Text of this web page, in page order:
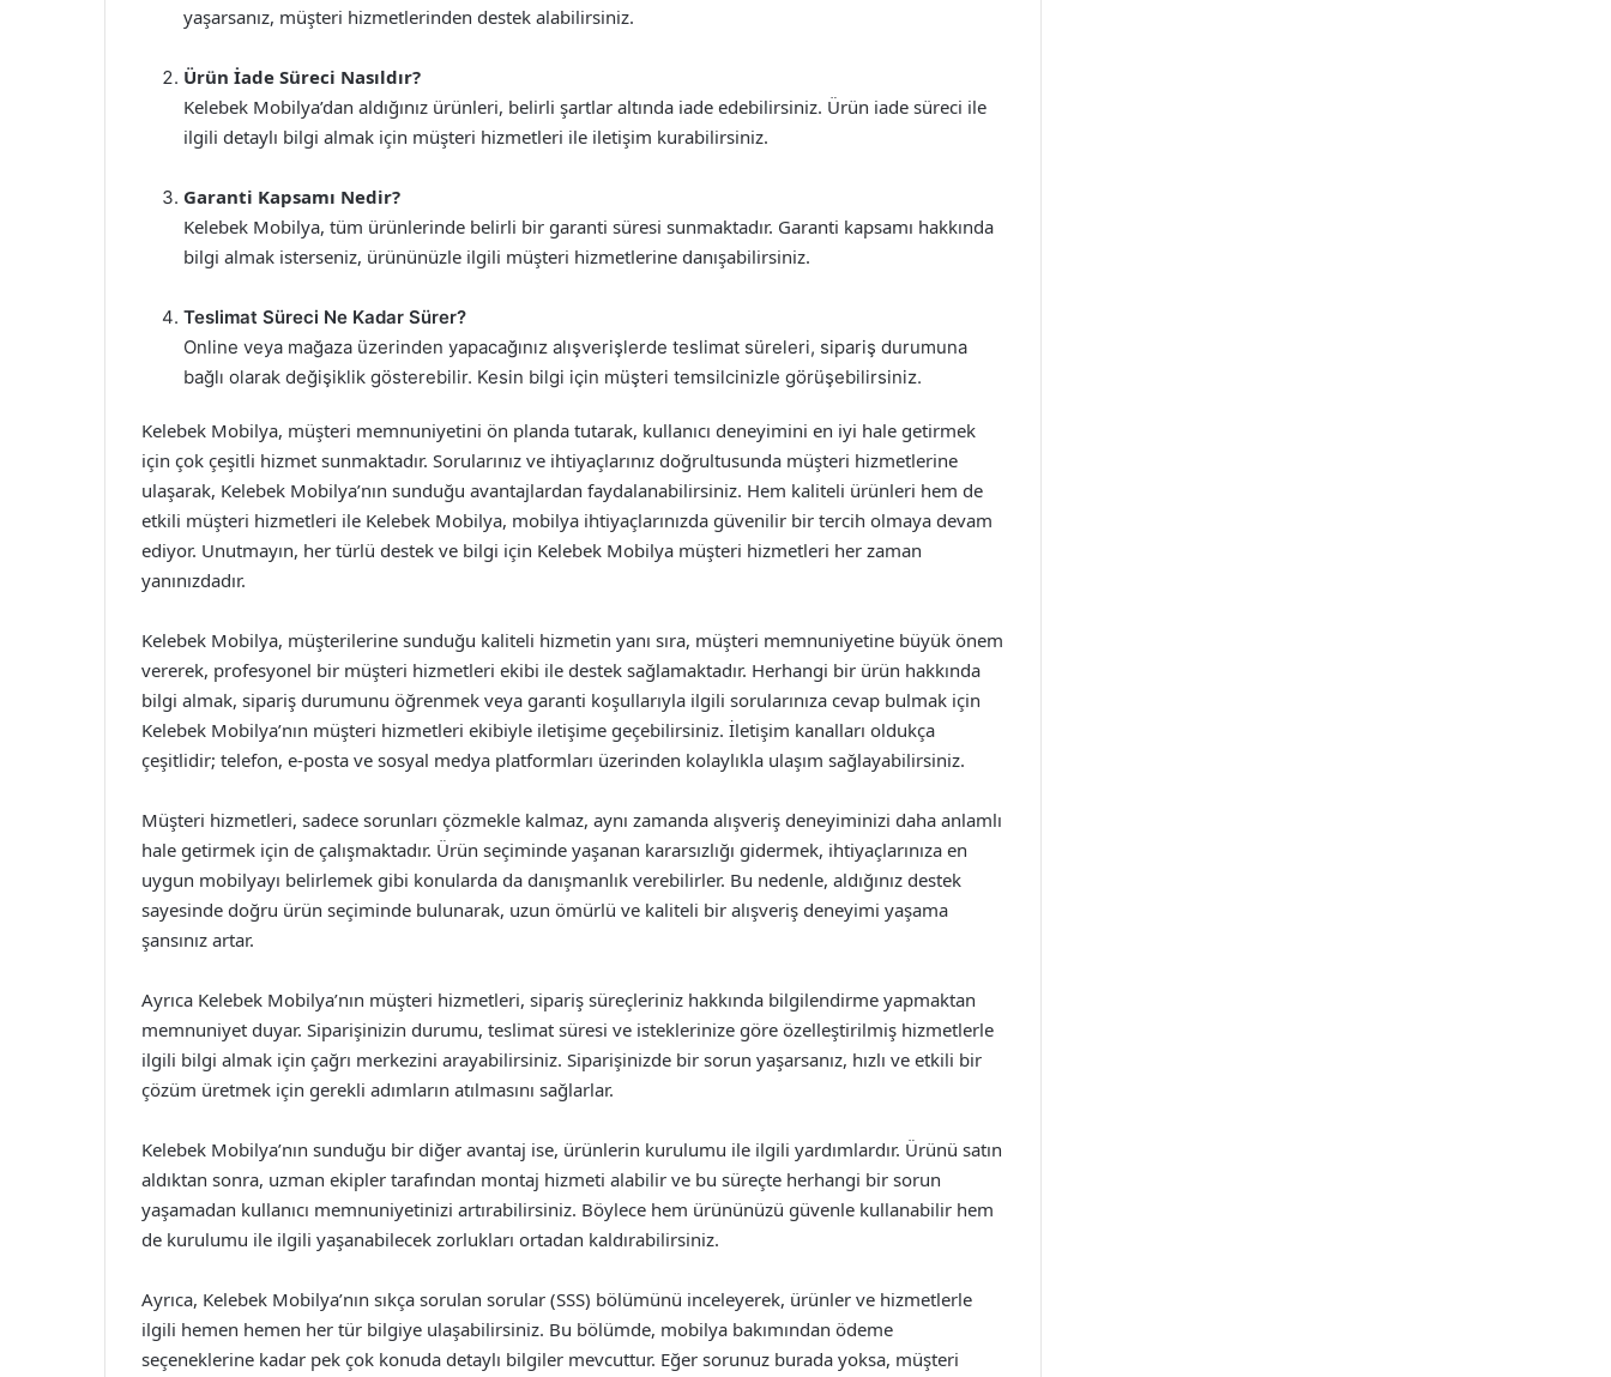
yaşarsanız, müşteri hizmetlerinden destek alabilirsiniz.
Ürün İade Süreci Nasıldır?
Kelebek Mobilya’dan aldığınız ürünleri, belirli şartlar altında iade edebilirsiniz. Ürün iade süreci ile
ilgili detaylı bilgi almak için müşteri hizmetleri ile iletişim kurabilirsiniz.
Garanti Kapsamı Nedir?
Kelebek Mobilya, tüm ürünlerinde belirli bir garanti süresi sunmaktadır. Garanti kapsamı hakkında
bilgi almak isterseniz, ürününüzle ilgili müşteri hizmetlerine danışabilirsiniz.
Teslimat Süreci Ne Kadar Sürer?
Online veya mağaza üzerinden yapacağınız alışverişlerde teslimat süreleri, sipariş durumuna
bağlı olarak değişiklik gösterebilir. Kesin bilgi için müşteri temsilcinizle görüşebilirsiniz.
Kelebek Mobilya, müşteri memnuniyetini ön planda tutarak, kullanıcı deneyimini en iyi hale getirmek
için çok çeşitli hizmet sunmaktadır. Sorularınız ve ihtiyaçlarınız doğrultusunda müşteri hizmetlerine
ulaşarak, Kelebek Mobilya’nın sunduğu avantajlardan faydalanabilirsiniz. Hem kaliteli ürünleri hem de
etkili müşteri hizmetleri ile Kelebek Mobilya, mobilya ihtiyaçlarınızda güvenilir bir tercih olmaya devam
ediyor. Unutmayın, her türlü destek ve bilgi için Kelebek Mobilya müşteri hizmetleri her zaman
yanınızdadır.
Kelebek Mobilya, müşterilerine sunduğu kaliteli hizmetin yanı sıra, müşteri memnuniyetine büyük önem
vererek, profesyonel bir müşteri hizmetleri ekibi ile destek sağlamaktadır. Herhangi bir ürün hakkında
bilgi almak, sipariş durumunu öğrenmek veya garanti koşullarıyla ilgili sorularınıza cevap bulmak için
Kelebek Mobilya’nın müşteri hizmetleri ekibiyle iletişime geçebilirsiniz. İletişim kanalları oldukça
çeşitlidir; telefon, e-posta ve sosyal medya platformları üzerinden kolaylıkla ulaşım sağlayabilirsiniz.
Müşteri hizmetleri, sadece sorunları çözmekle kalmaz, aynı zamanda alışveriş deneyiminizi daha anlamlı
hale getirmek için de çalışmaktadır. Ürün seçiminde yaşanan kararsızlığı gidermek, ihtiyaçlarınıza en
uygun mobilyayı belirlemek gibi konularda da danışmanlık verebilirler. Bu nedenle, aldığınız destek
sayesinde doğru ürün seçiminde bulunarak, uzun ömürlü ve kaliteli bir alışveriş deneyimi yaşama
şansınız artar.
Ayrıca Kelebek Mobilya’nın müşteri hizmetleri, sipariş süreçleriniz hakkında bilgilendirme yapmaktan
memnuniyet duyar. Siparişinizin durumu, teslimat süresi ve isteklerinize göre özelleştirilmiş hizmetlerle
ilgili bilgi almak için çağrı merkezini arayabilirsiniz. Siparişinizde bir sorun yaşarsanız, hızlı ve etkili bir
çözüm üretmek için gerekli adımların atılmasını sağlarlar.
Kelebek Mobilya’nın sunduğu bir diğer avantaj ise, ürünlerin kurulumu ile ilgili yardımlardır. Ürünü satın
aldıktan sonra, uzman ekipler tarafından montaj hizmeti alabilir ve bu süreçte herhangi bir sorun
yaşamadan kullanıcı memnuniyetinizi artırabilirsiniz. Böylece hem ürününüzü güvenle kullanabilir hem
de kurulumu ile ilgili yaşanabilecek zorlukları ortadan kaldırabilirsiniz.
Ayrıca, Kelebek Mobilya’nın sıkça sorulan sorular (SSS) bölümünü inceleyerek, ürünler ve hizmetlerle
ilgili hemen hemen her tür bilgiye ulaşabilirsiniz. Bu bölümde, mobilya bakımından ödeme
seçeneklerine kadar pek çok konuda detaylı bilgiler mevcuttur. Eğer sorunuz burada yoksa, müşteri